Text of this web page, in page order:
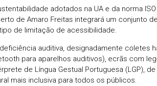
adotados na UA e da norma ISO
de Amaro Freitas integrará um conjunto
de limitação de acessibilidade.
auditiva, designadamente coletes
para aparelhos auditivos), ecrãs com
de Língua Gestual Portuguesa (LGP),
mais inclusiva para todos os públicos.